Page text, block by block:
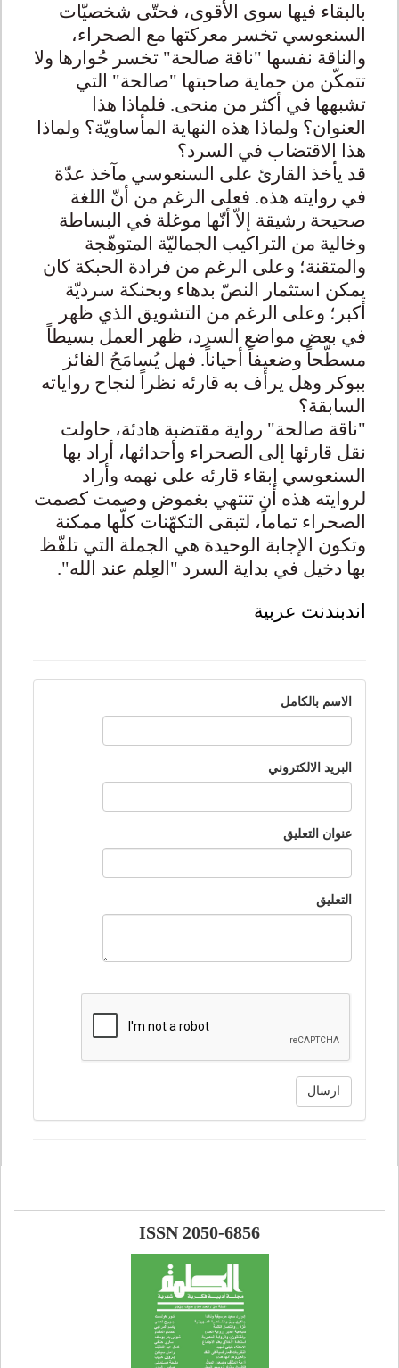
بالبقاء فيها سوى الأقوى، فحتّى شخصيّات
السنعوسي تخسر معركتها مع الصحراء،
والناقة نفسها "ناقة صالحة" تخسر حُوارها ولا
تتمكّن من حماية صاحبتها "صالحة" التي
تشبهها في أكثر من منحى. فلماذا هذا
العنوان؟ ولماذا هذه النهاية المأساويّة؟ ولماذا
هذا الاقتضاب في السرد؟
قد يأخذ القارئ على السنعوسي مآخذ عدّة
في روايته هذه. فعلى الرغم من أنّ اللغة
صحيحة رشيقة إلاّ أنّها موغلة في البساطة
وخالية من التراكيب الجماليّة المتوهّجة
والمتقنة؛ وعلى الرغم من فرادة الحبكة كان
يمكن استثمار النصّ بدهاء وبحنكة سرديّة
أكبر؛ وعلى الرغم من التشويق الذي ظهر
في بعض مواضع السرد، ظهر العمل بسيطاً
مسطّحاً وضعيفاً أحياناً. فهل يُسامَحُ الفائز
ببوكر وهل يرأف به قارئه نظراً لنجاح رواياته
السابقة؟
"ناقة صالحة" رواية مقتضبة هادئة، حاولت
نقل قارئها إلى الصحراء وأحداثها، أراد بها
السنعوسي إبقاء قارئه على نهمه وأراد
لروايته هذه أن تنتهي بغموض وصمت كصمت
الصحراء تماماً، لتبقى التكهّنات كلّها ممكنة
وتكون الإجابة الوحيدة هي الجملة التي تلفّظ
بها دخيل في بداية السرد "العِلم عند الله".
اندبندنت عربية
الاسم بالكامل
البريد الالكتروني
عنوان التعليق
التعليق
ارسال
ISSN 2050-6856